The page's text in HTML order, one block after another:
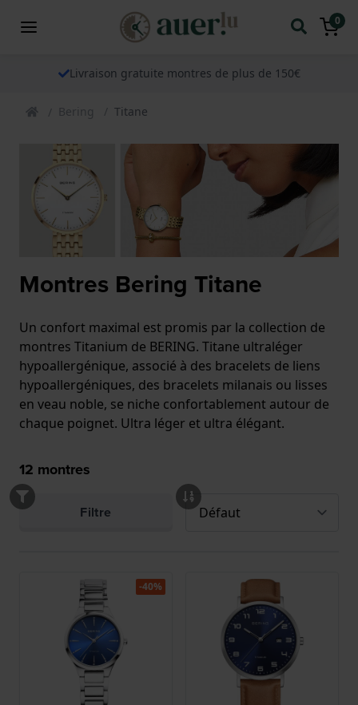
0
Livraison gratuite montres de plus de 150€
Bering Titane
Montres Bering Titane
Un confort maximal est promis par la collection de
montres Titanium de BERING. Titane ultraléger
hypoallergénique, associé à des bracelets de liens
hypoallergéniques, des bracelets milanais ou lisses
en veau noble, se niche confortablement autour de
chaque poignet. Ultra léger et ultra élégant.
12 montres
Filtre
-40%